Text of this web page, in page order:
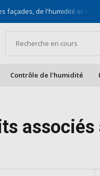
façades, de l'humidité et des
Contrôle de l'humidité